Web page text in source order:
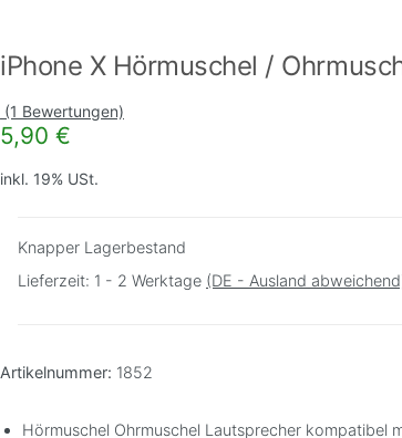
iPhone X Hörmuschel /
(1 Bewertungen)
5,90 €
inkl. 19% USt.
Knapper Lagerbestand
Lieferzeit: 1 - 2 Werktage (DE - Ausland
Artikelnummer: 1852
Hörmuschel Ohrmuschel Lautsprecher kompatibel